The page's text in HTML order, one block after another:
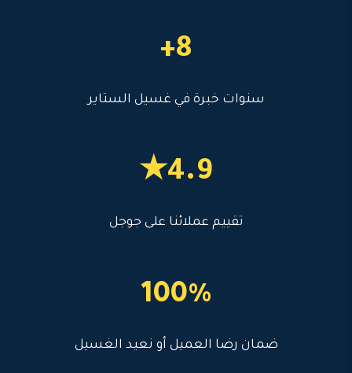
8+
سنوات خبرة في غسيل الستاير
4.9★
تقييم عملائنا على جوجل
100%
ضمان رضا العميل أو نعيد الغسيل